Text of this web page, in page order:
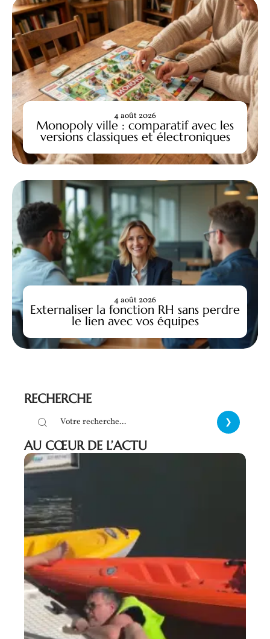
Monopoly ville : comparatif avec les
versions classiques et électroniques
4 août 2026
Externaliser la fonction RH sans perdre
le lien avec vos équipes
4 août 2026
RECHERCHE
AU CŒUR DE L’ACTU